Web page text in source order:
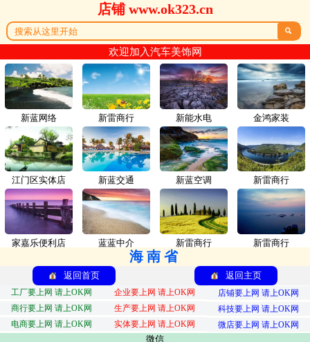
店铺 www.ok323.cn

欢迎加入汽车美饰网
新蓝网络 新雷商行
江门区实体店 新蓝交通
家嘉乐便利店 蓝蓝中介
新能水电 金鸿家装
新蓝空调 新雷商行
新雷商行 新雷商行
海南省
返回首页 返回主页
工厂要上网 请上OK网 企业要上网 请上OK网
店铺要上网 请上OK网
商行要上网 请上OK网
生产要上网 请上OK网
科技要上网 请上OK网
电商要上网 请上OK网
实体要上网 请上OK网 微店要上网 请上OK网
微信